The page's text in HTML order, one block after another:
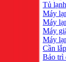
Tủ
Máy
Máy
Máy
Máy
Cần
Bảo trì